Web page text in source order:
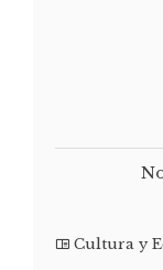
Cultura y